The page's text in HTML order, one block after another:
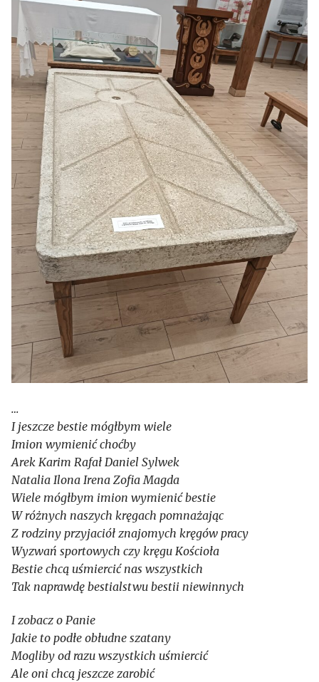
…
I jeszcze bestie mógłbym wiele
Imion wymienić choćby
Arek Karim Rafał Daniel Sylwek
Natalia Ilona Irena Zofia Magda
Wiele mógłbym imion wymienić bestie
W różnych naszych kręgach pomnażając
Z rodziny przyjaciół znajomych kręgów pracy
Wyzwań sportowych czy kręgu Kościoła
Bestie chcą uśmiercić nas wszystkich
Tak naprawdę bestialstwu bestii niewinnych
I zobacz o Panie
Jakie to podłe obłudne szatany
Mogliby od razu wszystkich uśmiercić
Ale oni chcą jeszcze zarobić